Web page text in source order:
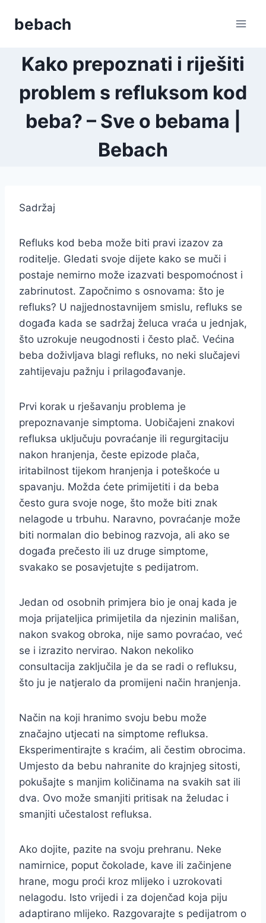
bebach
Kako prepoznati i riješiti
problem s refluksom kod
beba? – Sve o bebama |
Bebach
Sadržaj
Refluks kod beba može biti pravi izazov za
roditelje. Gledati svoje dijete kako se muči i
postaje nemirno može izazvati bespomoćnost i
zabrinutost. Započnimo s osnovama: što je
refluks? U najjednostavnijem smislu, refluks se
događa kada se sadržaj želuca vraća u jednjak,
što uzrokuje neugodnosti i često plač. Većina
beba doživljava blagi refluks, no neki slučajevi
zahtijevaju pažnju i prilagođavanje.
Prvi korak u rješavanju problema je
prepoznavanje simptoma. Uobičajeni znakovi
refluksa uključuju povraćanje ili regurgitaciju
nakon hranjenja, česte epizode plača,
iritabilnost tijekom hranjenja i poteškoće u
spavanju. Možda ćete primijetiti i da beba
često gura svoje noge, što može biti znak
nelagode u trbuhu. Naravno, povraćanje može
biti normalan dio bebinog razvoja, ali ako se
događa prečesto ili uz druge simptome,
svakako se posavjetujte s pedijatrom.
Jedan od osobnih primjera bio je onaj kada je
moja prijateljica primijetila da njezinin mališan,
nakon svakog obroka, nije samo povraćao, već
se i izrazito nervirao. Nakon nekoliko
consultacija zaključila je da se radi o refluksu,
što ju je natjeralo da promijeni način hranjenja.
Način na koji hranimo svoju bebu može
značajno utjecati na simptome refluksa.
Eksperimentirajte s kraćim, ali čestim obrocima.
Umjesto da bebu nahranite do krajnjeg sitosti,
pokušajte s manjim količinama na svakih sat ili
dva. Ovo može smanjiti pritisak na želudac i
smanjiti učestalost refluksa.
Ako dojite, pazite na svoju prehranu. Neke
namirnice, poput čokolade, kave ili začinjene
hrane, mogu proći kroz mlijeko i uzrokovati
nelagodu. Isto vrijedi i za dojenčad koja piju
adaptirano mlijeko. Razgovarajte s pedijatrom o